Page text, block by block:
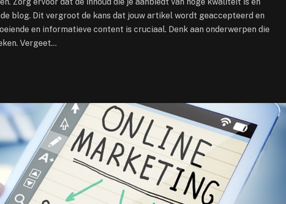
blog. Dit vergroot de kans dat jouw artikel wordt geaccepteerd en
en informatieve content is cruciaal. Denk aan onderwerpen die
Vergeet…